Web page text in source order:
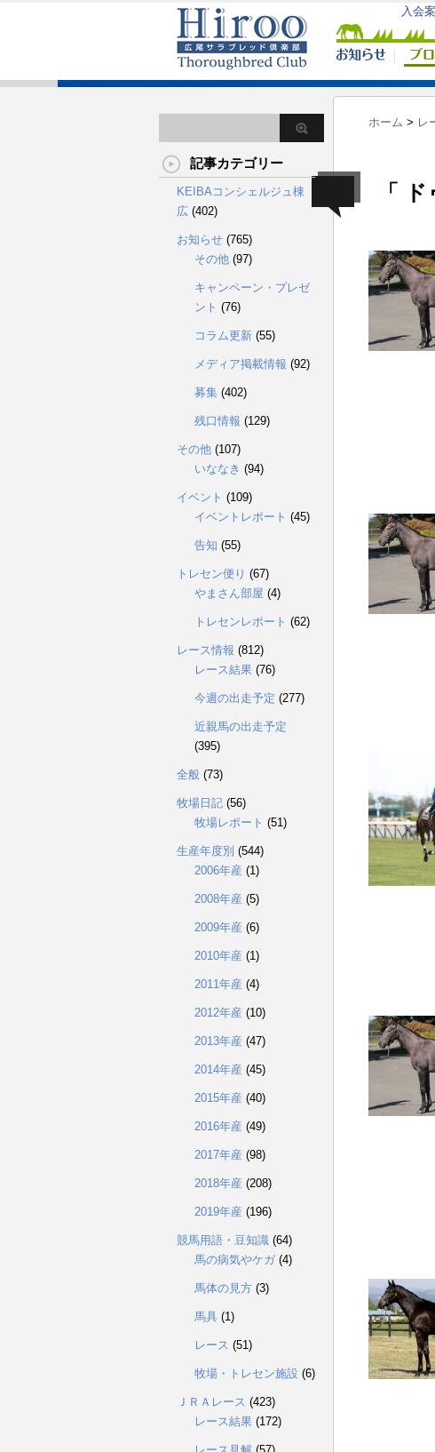
ホーム > レ
「
記事カテゴリー
KEIBAコンシェルジュ棟
広 (402)
お知らせ (765)
その他 (97)
キャンペーン・プレゼ
ント (76)
コラム更新 (55)
メディア掲載情報 (92)
募集 (402)
残口情報 (129)
その他 (107)
いななき (94)
イベント (109)
イベントレポート (45)
告知 (55)
トレセン便り (67)
やまさん部屋 (4)
トレセンレポート (62)
レース情報 (812)
レース結果 (76)
今週の出走予定 (277)
近親馬の出走予定
(395)
全般 (73)
牧場日記 (56)
牧場レポート (51)
生産年度別 (544)
2006年産 (1)
2008年産 (5)
2009年産 (6)
2010年産 (1)
2011年産 (4)
2012年産 (10)
2013年産 (47)
2014年産 (45)
2015年産 (40)
2016年産 (49)
2017年産 (98)
2018年産 (208)
2019年産 (196)
競馬用語・豆知識 (64)
馬の病気やケガ (4)
馬体の見方 (3)
馬具 (1)
レース (51)
牧場・トレセン施設 (6)
ＪＲＡレース (423)
レース結果 (172)